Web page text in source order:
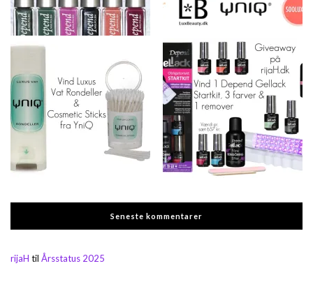
Seneste kommentarer
rijaH til Årsstatus 2025